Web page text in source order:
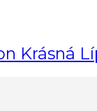
Krásná